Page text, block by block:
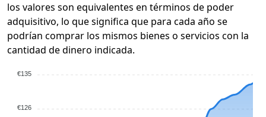
los valores son equivalentes en términos de poder
adquisitivo, lo que significa que para cada año se
podrían comprar los mismos bienes o servicios con la
cantidad de dinero indicada.
€135
€126